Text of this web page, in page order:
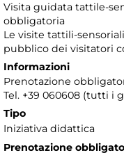
Visita guidata tattile-
obbligatoria
Le visite tattili-
pubblico dei visitatori
Informazioni
Prenotazione
Tel. +39 060608 (tutti i
Tipo
Iniziativa didattica
Prenotazione